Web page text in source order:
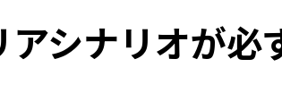
シナリオが必